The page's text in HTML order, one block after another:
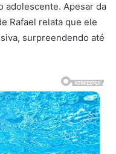
adolescente. Apesar da
Rafael relata que ele
surpreendendo até